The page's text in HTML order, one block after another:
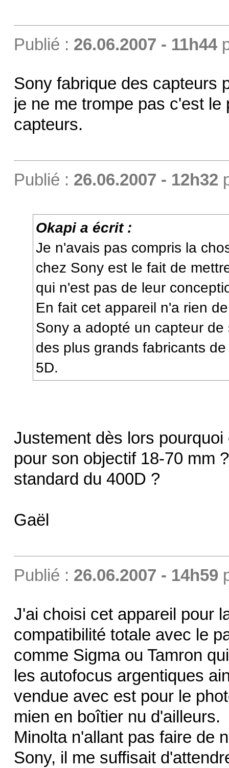
Publié : 26.06.2007 - 11h44
Sony fabrique des capteurs
je ne me trompe pas c'est
capteurs.
Publié : 26.06.2007 - 12h32
Okapi a écrit :
Je n'avais pas compris la
chez Sony est le fait de
qui n'est pas de leur
En fait cet appareil n'a rien
Sony a adopté un capteur
des plus grands fabricants
5D.
Justement dès lors
pour son objectif 18-70 mm
standard du 400D ?
Gaël
Publié : 26.06.2007 - 14h59
J'ai choisi cet appareil pour
compatibilité totale avec le
comme Sigma ou Tamron
les autofocus argentiques
vendue avec est pour le
mien en boîtier nu d'ailleurs.
Minolta n'allant pas faire de
Sony, il me suffisait